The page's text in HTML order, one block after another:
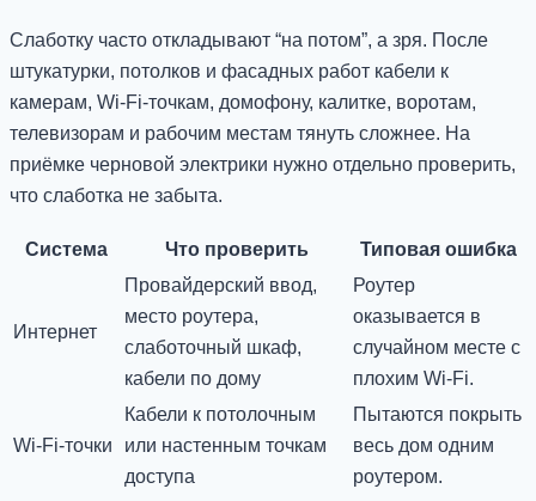
Слаботку часто откладывают “на потом”, а зря. После
штукатурки, потолков и фасадных работ кабели к
камерам, Wi-Fi-точкам, домофону, калитке, воротам,
телевизорам и рабочим местам тянуть сложнее. На
приёмке черновой электрики нужно отдельно проверить,
что слаботка не забыта.
Система Что проверить Типовая ошибка
Интернет
Провайдерский ввод,
место роутера,
слаботочный шкаф,
кабели по дому
Роутер
оказывается в
случайном месте с
плохим Wi-Fi.
Wi-Fi-точки
Кабели к потолочным
или настенным точкам
доступа
Пытаются покрыть
весь дом одним
роутером.